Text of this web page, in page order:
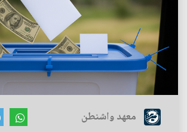
معهد واشنطن